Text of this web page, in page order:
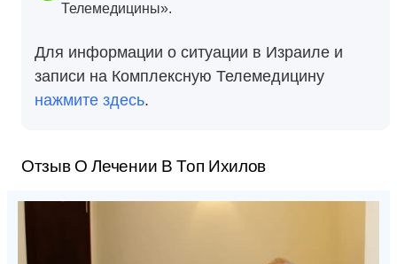
Телемедицины».
Для информации о ситуации в Израиле и
записи на Комплексную Телемедицину
нажмите здесь.
Отзыв О Лечении В Топ Ихилов